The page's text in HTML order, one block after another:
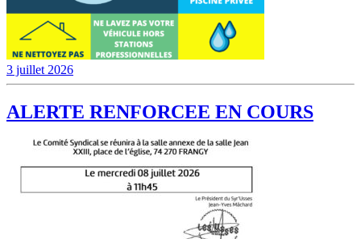
3 juillet 2026
ALERTE RENFORCEE EN COURS